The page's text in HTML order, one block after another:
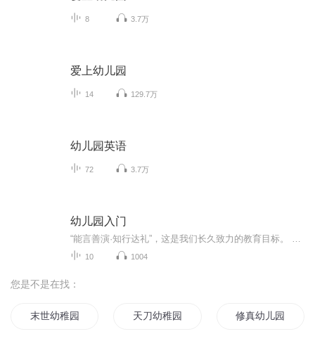
8 3.7万
爱上幼儿园
14 129.7万
幼儿园英语
72 3.7万
幼儿园入门
10 1004
您是不是在找：
末世幼稚园攻略 天刀幼稚园 修真幼儿园